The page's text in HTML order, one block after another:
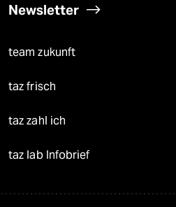
Newsletter
team zukunft
taz frisch
taz zahl ich
taz lab Infobrief